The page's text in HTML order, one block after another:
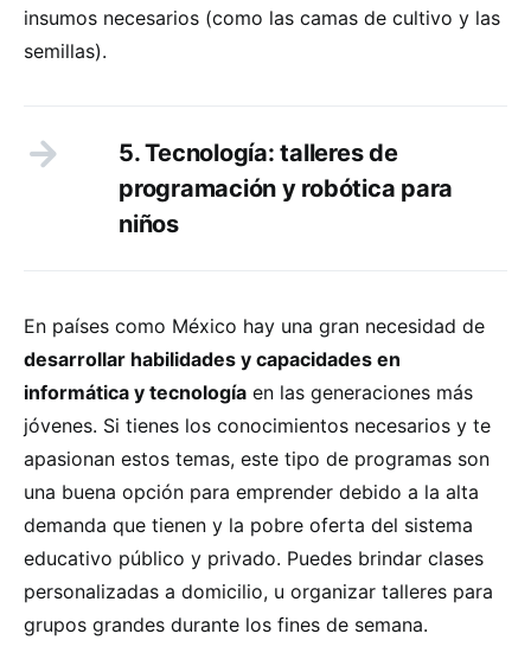
insumos necesarios (como las camas de cultivo y las
semillas).
5. Tecnología: talleres de
programación y robótica para
niños
En países como México hay una gran necesidad de
desarrollar habilidades y capacidades en
informática y tecnología en las generaciones más
jóvenes. Si tienes los conocimientos necesarios y te
apasionan estos temas, este tipo de programas son
una buena opción para emprender debido a la alta
demanda que tienen y la pobre oferta del sistema
educativo público y privado. Puedes brindar clases
personalizadas a domicilio, u organizar talleres para
grupos grandes durante los fines de semana.